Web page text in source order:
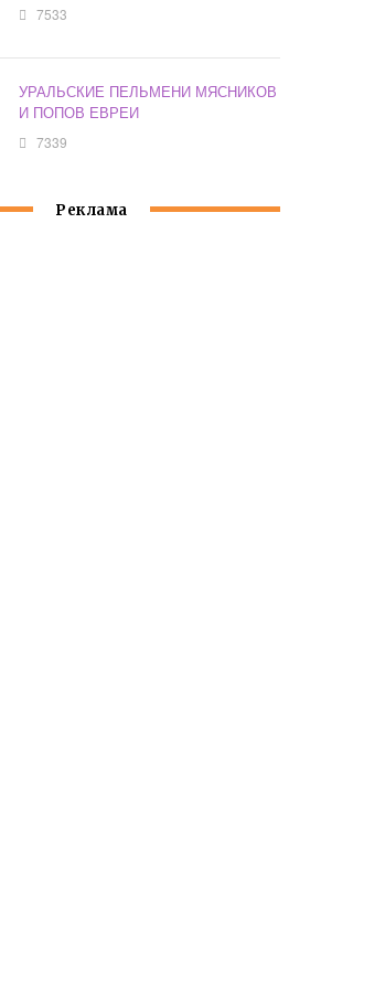
7533
УРАЛЬСКИЕ ПЕЛЬМЕНИ МЯСНИКОВ
И ПОПОВ ЕВРЕИ
7339
Реклама